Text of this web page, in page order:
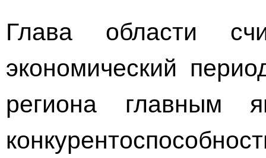
Глава области
экономический
региона главным